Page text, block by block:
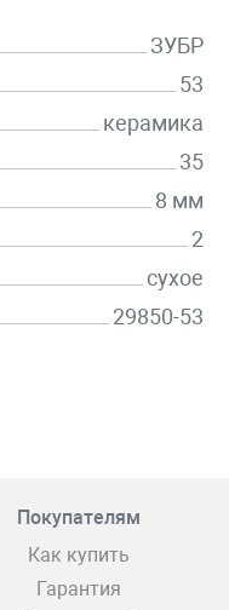
ЗУБР
53
керамика
35
8 мм
2
сухое
29850-53
Покупателям
Как купить
Гарантия